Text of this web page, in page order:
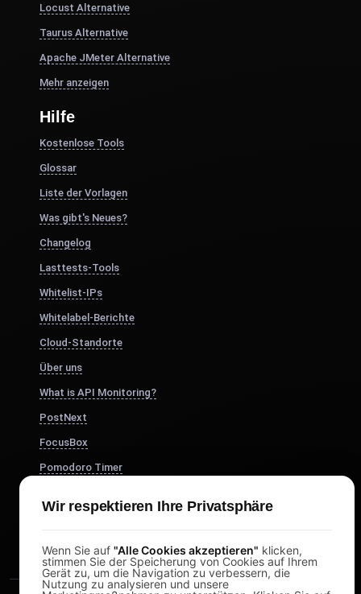
Locust Alternative
Taurus Alternative
Apache JMeter Alternative
Mehr anzeigen
Hilfe
Kostenlose Tools
Glossar
Liste der Vorlagen
Was gibt's Neues?
Changelog
Lasttests-Tools
Whitelist-IPs
Whitelabel-Berichte
Cloud-Standorte
Über uns
What is API Monitoring?
PostNext
FocusBox
Pomodoro Timer
DesignerBox
Wir respektieren Ihre Privatsphäre
Wenn Sie auf "Alle Cookies akzeptieren" klicken,
stimmen Sie der Speicherung von Cookies auf Ihrem
Gerät zu, um die Navigation zu verbessern, die
Nutzung zu analysieren und unsere